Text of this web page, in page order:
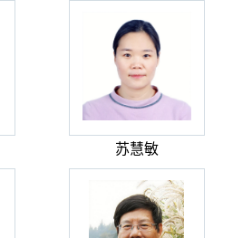
苏慧敏